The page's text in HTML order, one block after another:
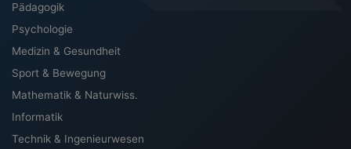
Pädagogik
Psychologie
Medizin & Gesundheit
Sport & Bewegung
Mathematik & Naturwiss.
Informatik
Technik & Ingenieurwesen